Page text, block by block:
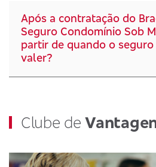
Após a contratação do
Seguro Condomínio Sob
partir de quando o seguro
valer?
Clube de